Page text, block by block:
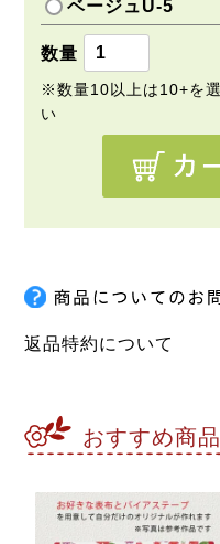
ベージュU-5
返品特約について
おすすめ商品